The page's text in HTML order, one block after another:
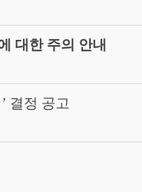
대한 주의 안내
결정 공고